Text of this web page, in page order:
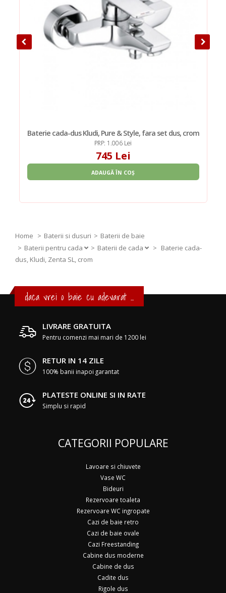
Baterie cada-dus Kludi, Pure & Style, fara set dus, crom
PRP: 1.006 Lei
745 Lei
ADAUGĂ ÎN COȘ
Home Baterii si dusuri
Baterii de baie
Baterii pentru cada
Baterii de cada > Baterie cada-
dus, Kludi, Zenta SL, crom
daca vrei o baie cu adevarat ...
LIVRARE GRATUITA
Pentru comenzi mai mari de 1200 lei
RETUR IN 14 ZILE
100% banii inapoi garantat
PLATESTE ONLINE SI IN RATE
Simplu si rapid
CATEGORII POPULARE
Lavoare si chiuvete
Vase WC
Bideuri
Rezervoare toaleta
Rezervoare WC ingropate
Cazi de baie retro
Cazi de baie ovale
Cazi Freestanding
Cabine dus moderne
Cabine de dus
Cadite dus
Rigole dus